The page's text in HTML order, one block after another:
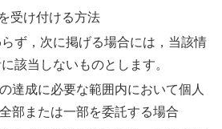
受け付ける方法
ず，次に掲げる場合には，当該情
該当しないものとします。
達成に必要な範囲内において個人
部または一部を委託する場合